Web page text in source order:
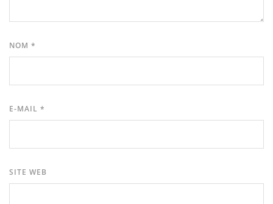
NOM *
E-MAIL *
SITE WEB